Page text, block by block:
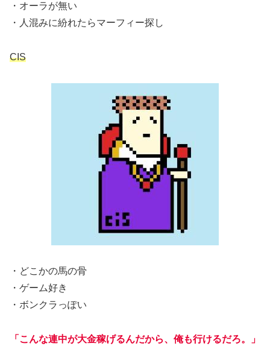
・オーラが無い
・人混みに紛れたらマーフィー探し
CIS
・どこかの馬の骨
・ゲーム好き
・ボンクラっぽい
「こんな連中が大金稼げるんだから、俺も行けるだろ。」